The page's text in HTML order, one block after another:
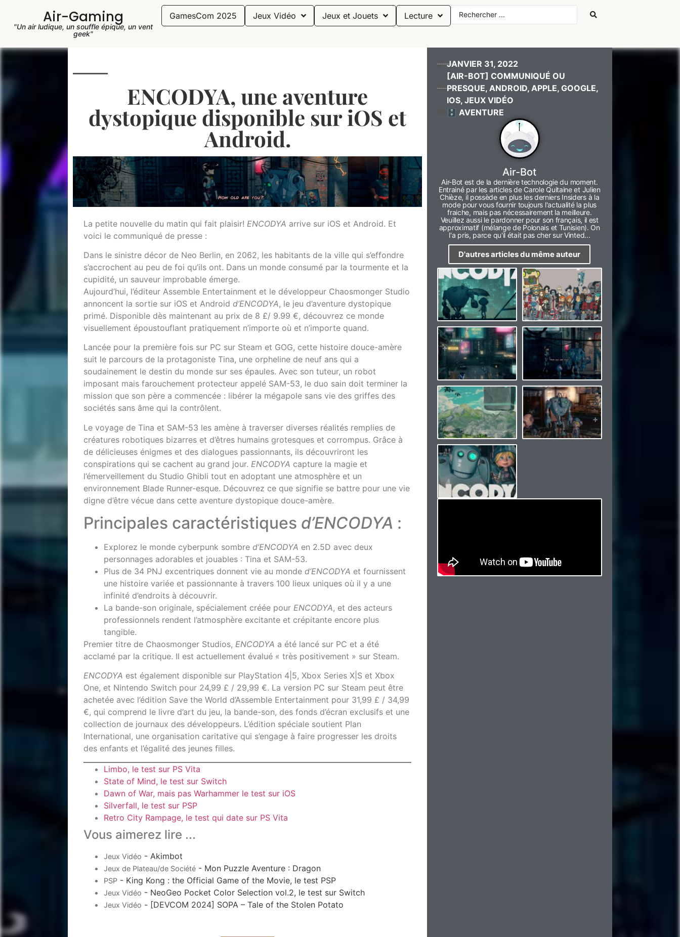
Air-Gaming
"Un air ludique, un souffle épique, un vent
geek"
GamesCom 2025 Jeux Vidéo Jeux et Jouets Lecture
ENCODYA, une aventure
dystopique disponible sur iOS et
Android.
La petite nouvelle du matin qui fait plaisir! ENCODYA arrive sur iOS et Android. Et
voici le communiqué de presse :
Dans le sinistre décor de Neo Berlin, en 2062, les habitants de la ville qui s’effondre
s’accrochent au peu de foi qu’ils ont. Dans un monde consumé par la tourmente et la
cupidité, un sauveur improbable émerge.
Aujourd’hui, l’éditeur Assemble Entertainment et le développeur Chaosmonger Studio
annoncent la sortie sur iOS et Androidd’ENCODYA, le jeu d’aventure dystopique
primé. Disponible dès maintenant au prix de 8 £/ 9.99 €, découvrez ce monde
visuellement époustouflant pratiquement n’importe où et n’importe quand.
Lancée pour la première fois sur PC sur Steam et GOG, cette histoire douce-amère
suit le parcours de la protagoniste Tina, une orpheline de neuf ans qui a
soudainement le destin du monde sur ses épaules. Avec son tuteur, un robot
imposant mais farouchement protecteur appelé SAM-53, le duo sain doit terminer la
mission que son père a commencée : libérer la mégapole sans vie des griffes des
sociétés sans âme qui la contrôlent.
Le voyage de Tina et SAM-53 les amène à traverser diverses réalités remplies de
créatures robotiques bizarres et d’êtres humains grotesques et corrompus. Grâce à
de délicieuses énigmes et des dialogues passionnants, ils découvriront les
conspirations qui se cachent au grand jour. ENCODYA capture la magie et
l’émerveillement du Studio Ghibli tout en adoptant une atmosphère et un
environnement Blade Runner-esque. Découvrez ce que signifie se battre pour une vie
digne d’être vécue dans cette aventure dystopique douce-amère.
Principales caractéristiques d’ENCODYA :
Explorez le monde cyberpunk sombred’ENCODYA en 2.5D avec deux
personnages adorables et jouables : Tina et SAM-53.
Plus de 34 PNJ excentriques donnent vie au monded’ENCODYA et fournissent
une histoire variée et passionnante à travers 100 lieux uniques où il y a une
infinité d’endroits à découvrir.
La bande-son originale, spécialement créée pourENCODYA, et des acteurs
professionnels rendent l’atmosphère excitante et crépitante encore plus
tangible.
Premier titre de Chaosmonger Studios,ENCODYA a été lancé sur PC et a été
acclamé par la critique. Il est actuellement évalué « très positivement » sur Steam.
ENCODYA est également disponible sur PlayStation 4|5, Xbox Series X|S et Xbox
One, et Nintendo Switch pour 24,99 £ / 29,99 €. La version PC sur Steam peut être
achetée avec l’édition Save the World d’Assemble Entertainment pour 31,99 £ / 34,99
€, qui comprend le livre d’art du jeu, la bande-son, des fonds d’écran exclusifs et une
collection de journaux des développeurs. L’édition spéciale soutient Plan
International, une organisation caritative qui s’engage à faire progresser les droits
des enfants et l’égalité des jeunes filles.
Limbo, le test sur PS Vita
State of Mind, le test sur Switch
Dawn of War, mais pas Warhammer le test sur iOS
Silverfall, le test sur PSP
Retro City Rampage, le test qui date sur PS Vita
Vous aimerez lire ...
Jeux Vidéo - Akimbot
Jeux de Plateau/de Société - Mon Puzzle Aventure : Dragon
PSP - King Kong : the Official Game of the Movie, le test PSP
Jeux Vidéo - NeoGeo Pocket Color Selection vol.2, le test sur Switch
Jeux Vidéo - [DEVCOM 2024] SOPA – Tale of the Stolen Potato
JANVIER 31, 2022
[AIR-BOT] COMMUNIQUÉ OU
PRESQUE,ANDROID,APPLE,GOOGLE,
IOS,JEUX VIDÉO
🗄️ AVENTURE
Air-Bot
Air-Bot est de la dernière technologie du moment.
Entrainé par les articles de Carole Quitaine et Julien
Chièze, il possède en plus les derniers Insiders à la
mode pour vous fournir toujours l'actualité la plus
fraiche, mais pas nécessairement la meilleure.
Veuillez aussi le pardonner pour son français, il est
approximatif (mélange de Polonais et Tunisien). On
l'a pris, parce qu'il était pas cher sur Vinted...
D'autres articles du même auteur